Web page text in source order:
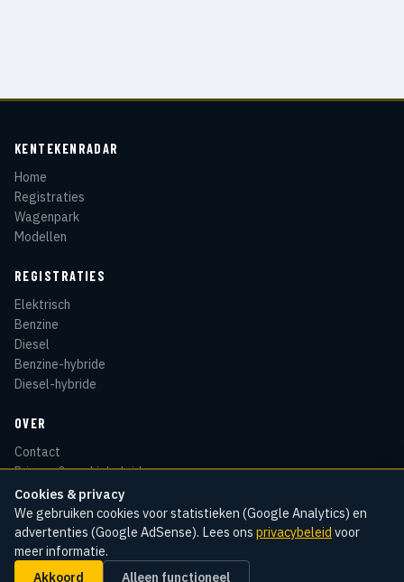
Cookies & privacy
We gebruiken cookies voor statistieken (Google Analytics) en
advertenties (Google AdSense). Lees ons privacybeleid voor
meer informatie.
Akkoord Alleen functioneel
KENTEKENRADAR
Home
Registraties
Wagenpark
Modellen
REGISTRATIES
Elektrisch
Benzine
Diesel
Benzine-hybride
Diesel-hybride
OVER
Contact
Privacy & cookiebeleid
Disclaimer
Sitemap
© 2026 Kentekenradar